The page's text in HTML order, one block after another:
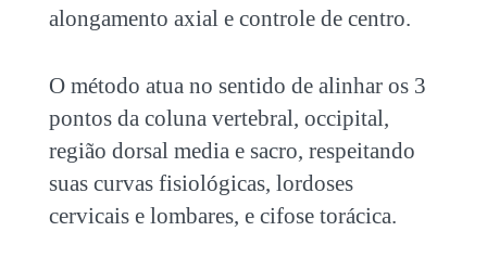
alongamento axial e controle de centro.
O método atua no sentido de alinhar os 3
pontos da coluna vertebral, occipital,
região dorsal media e sacro, respeitando
suas curvas fisiológicas, lordoses
cervicais e lombares, e cifose torácica.